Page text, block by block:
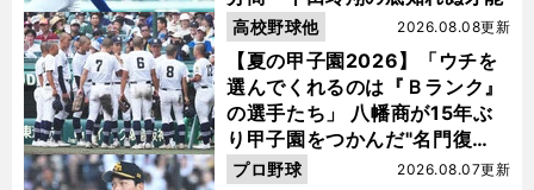
【夏の甲子園2026】「ウチを
選んでくれるのは『Ｂランク』
の選手たち」 八幡商が15年ぶ
り甲子園をつかんだ"名門復
活"の舞台裏
2026.08.08更新
高校野球他
2026.08.07更新
プロ野球